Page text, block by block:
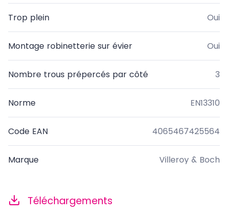
Trop plein Oui
Montage robinetterie sur évier Oui
Nombre trous prépercés par côté 3
Norme EN13310
Code EAN 4065467425564
Marque Villeroy & Boch
Téléchargements